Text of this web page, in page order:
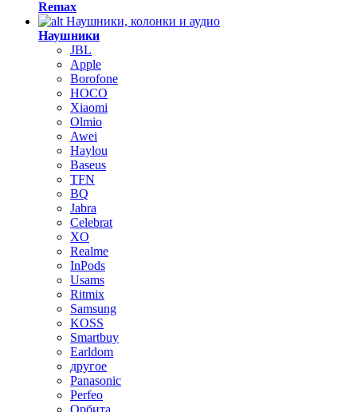
Remax
Наушники, колонки и аудио
Наушники
JBL
Apple
Borofone
HOCO
Xiaomi
Olmio
Awei
Haylou
Baseus
TFN
BQ
Jabra
Celebrat
XO
Realme
InPods
Usams
Ritmix
Samsung
KOSS
Smartbuy
Earldom
другое
Panasonic
Perfeo
Орбита